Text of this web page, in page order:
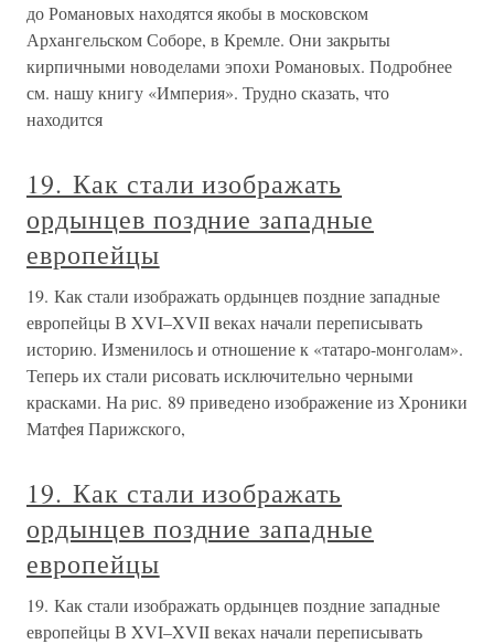
до Романовых находятся якобы в московском
Архангельском Соборе, в Кремле. Они закрыты
кирпичными новоделами эпохи Романовых. Подробнее
см. нашу книгу «Империя». Трудно сказать, что
находится
19. Как стали изображать
ордынцев поздние западные
европейцы
19. Как стали изображать ордынцев поздние западные
европейцы В XVI–XVII веках начали переписывать
историю. Изменилось и отношение к «татаро-монголам».
Теперь их стали рисовать исключительно черными
красками. На рис. 89 приведено изображение из Хроники
Матфея Парижского,
19. Как стали изображать
ордынцев поздние западные
европейцы
19. Как стали изображать ордынцев поздние западные
европейцы В XVI–XVII веках начали переписывать